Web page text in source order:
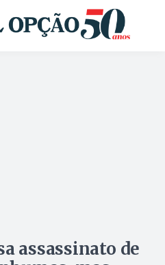
assassinato de